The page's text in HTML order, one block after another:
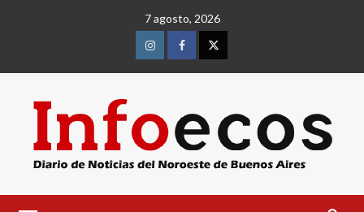
7 agosto, 2026
InstagramFacebookTwitter